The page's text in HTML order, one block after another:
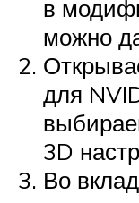
в
можно
для
3D
Во